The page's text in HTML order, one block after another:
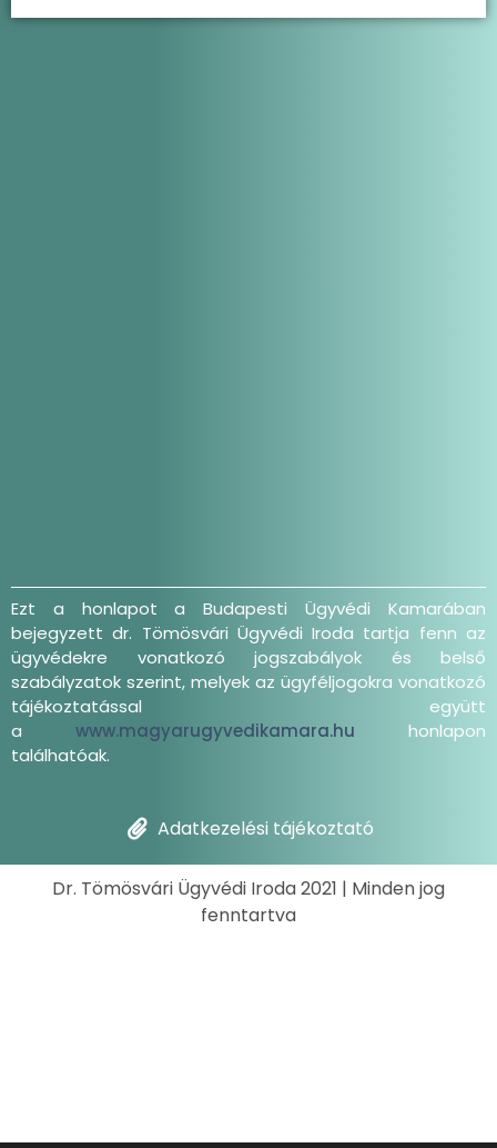
Ezt a honlapot a Budapesti Ügyvédi Kamarában
bejegyzett dr. Tömösvári Ügyvédi Iroda tartja fenn az
ügyvédekre vonatkozó jogszabályok és belső
szabályzatok szerint, melyek az ügyféljogokra vonatkozó
tájékoztatással együtt
a www.magyarugyvedikamara.hu honlapon
találhatóak.
Adatkezelési tájékoztató
Dr. Tömösvári Ügyvédi Iroda 2021 | Minden jog
fenntartva